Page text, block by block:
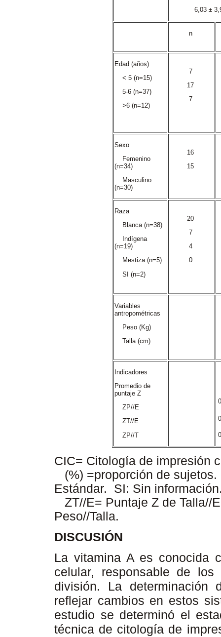
6,03 ±
n
Edad (años)
< 5 (n=15)
5-6 (n=37)
>6 (n=12)
7
17
7
Sexo
Femenino
(n=34)
Masculino
(n=30)
16
15
Raza
Blanca (n=38)
Indígena
(n=19)
Mestiza (n=5)
SI (n=2)
20
7
4
0
Variables
antropométricas
Peso (Kg)
Talla (cm)
Indicadores
Promedio de
puntaje Z
ZP//E
ZT//E
ZP//T
CIC= Citología de
(%) =proporción de
Estándar. SI: Sin
ZT//E= Puntaje Z de
Peso//Talla.
DISCUSIÓN
La vitamina A es conocida
celular, responsable de
división. La
reflejar cambios en estos
estudio se determinó el
técnica de citología de